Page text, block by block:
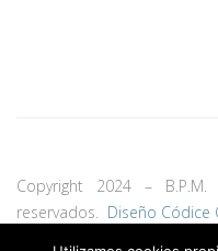
Copyright 2024 –
reservados. Diseño Códice